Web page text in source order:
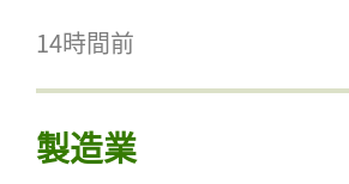
14時間前
製造業